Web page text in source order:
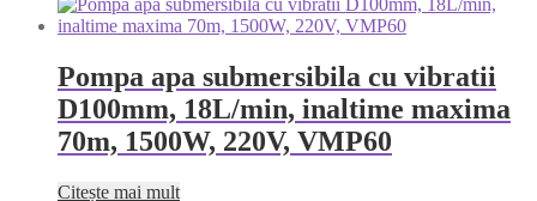
Pompa apa submersibila cu vibratii
D100mm, 18L/min, inaltime maxima
70m, 1500W, 220V, VMP60
Citește mai mult